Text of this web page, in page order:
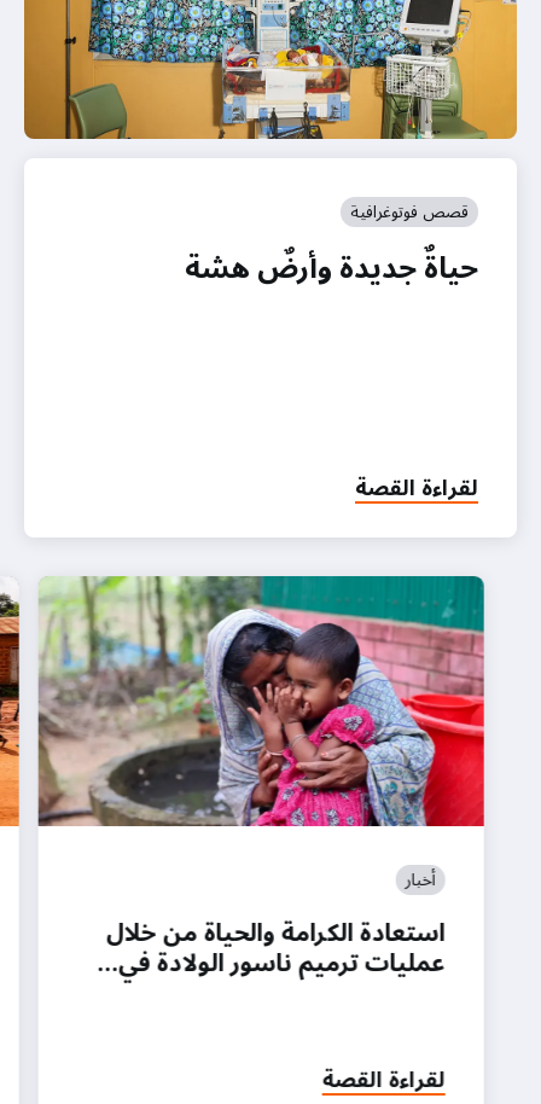
قصص فوتوغرافية
حياةٌ جديدة وأرضٌ هشة
لقراءة القصة
أخبار
استعادة الكرامة والحياة من خلال
عمليات ترميم ناسور الولادة في…
لقراءة القصة